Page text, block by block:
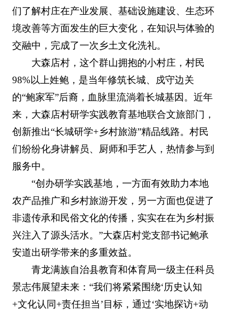
们了解村庄在产业发展、基础设施建设、生态环
境改善等方面发生的巨大变化，在知识与体验的
交融中，完成了一次乡土文化洗礼。
大森店村，这个群山拥抱的小村庄，村民
98%以上姓鲍，是当年修筑长城、戍守边关
的“鲍家军”后裔，血脉里流淌着长城基因。近年
来，大森店村研学实践教育基地联合文旅部门，
创新推出“长城研学+乡村旅游”精品线路。村民
们纷纷化身讲解员、厨师和手艺人，热情参与到
服务中。
“创办研学实践基地，一方面有效助力本地
农产品推广和乡村旅游开发，另一方面也促进了
非遗传承和民俗文化的传播，实实在在为乡村振
兴注入了源头活水。”大森店村党支部书记鲍承
安道出研学带来的多重效益。
青龙满族自治县教育和体育局一级主任科员
景志伟展望未来：“我们将紧紧围绕‘历史认知
+文化认同+责任担当’目标，通过‘实地探访+动